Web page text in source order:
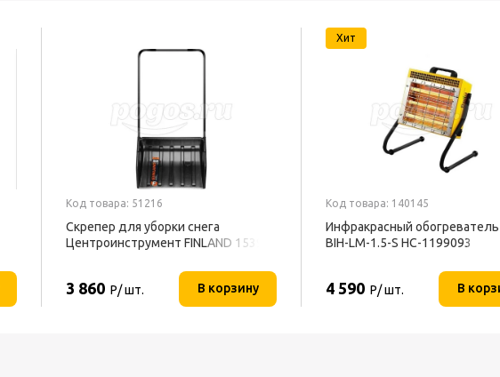
Код товара: 51216
Скрепер для уборки снега
Центроинструмент FINLAND 1539
3 860 Р/ шт. В корзину
Хит
Код товара: 140145
Инфракрасный
BIH-LM-1.5-S НС-1199093
4 590 Р/ шт. В